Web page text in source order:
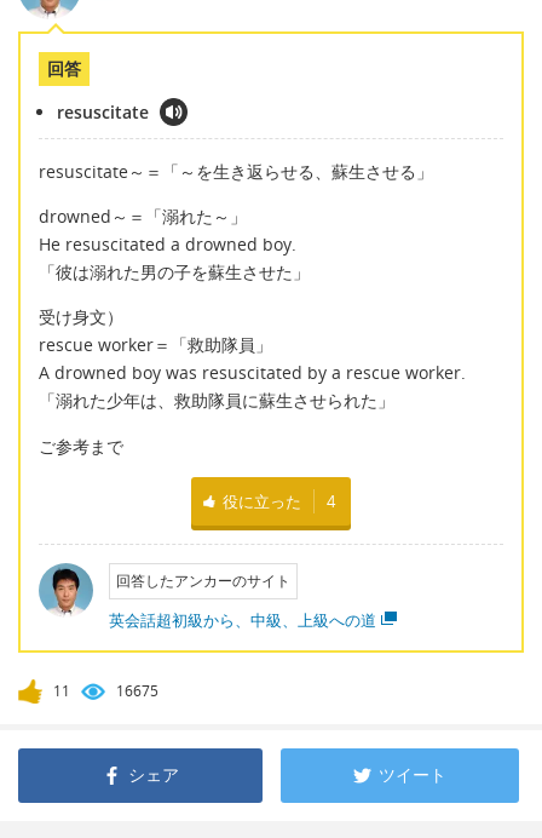
回答
resuscitate
resuscitate～＝「～を生き返らせる、蘇生させる」
drowned～＝「溺れた～」
He resuscitated a drowned boy.
「彼は溺れた男の子を蘇生させた」
受け身文）
rescue worker＝「救助隊員」
A drowned boy was resuscitated by a rescue worker.
「溺れた少年は、救助隊員に蘇生させられた」
ご参考まで
役に立った 4
回答したアンカーのサイト
英会話超初級から、中級、上級への道
11 16675
シェア ツイート